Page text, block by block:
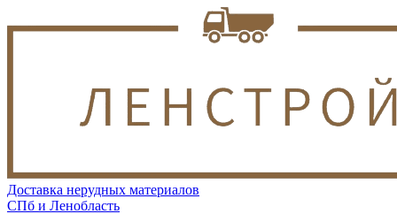
Доставка нерудных материалов
СПб и Ленобласть